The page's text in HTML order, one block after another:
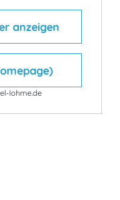
anzeigen
lohme.de